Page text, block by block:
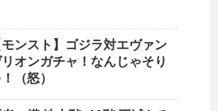
モンスト】ゴジラ対エヴァン
オンガチャ！なんじゃそり
（怒）